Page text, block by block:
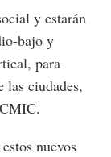
y estarán
bajo y
para
las ciudades,
nuevos